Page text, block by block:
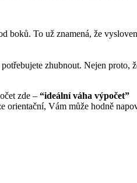
boků. To už znamená, že
zhubnout. Nejen
zde – “ideální váha výpočet”
orientační, Vám může hodně